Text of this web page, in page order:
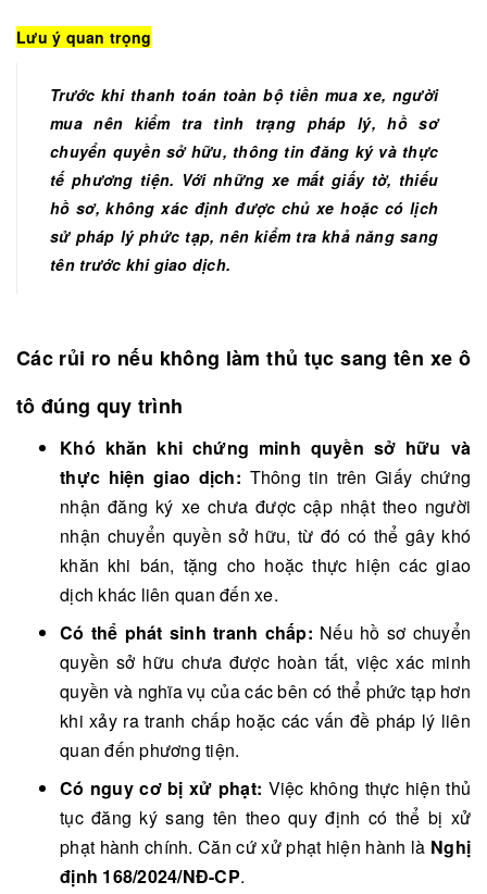
Lưu ý quan trọng
Trước khi thanh toán toàn bộ tiền mua xe, người
mua nên kiểm tra tình trạng pháp lý, hồ sơ
chuyển quyền sở hữu, thông tin đăng ký và thực
tế phương tiện. Với những xe mất giấy tờ, thiếu
hồ sơ, không xác định được chủ xe hoặc có lịch
sử pháp lý phức tạp, nên kiểm tra khả năng sang
tên trước khi giao dịch.
Các rủi ro nếu không làm thủ tụcsang tên xe ô
tô đúng quy trình
Khó khăn khi chứng minh quyền sở hữu và
thực hiện giao dịch: Thông tin trên Giấy chứng
nhận đăng ký xe chưa được cập nhật theo người
nhận chuyển quyền sở hữu, từ đó có thể gây khó
khăn khi bán, tặng cho hoặc thực hiện các giao
dịch khác liên quan đến xe.
Có thể phát sinh tranh chấp: Nếu hồ sơ chuyển
quyền sở hữu chưa được hoàn tất, việc xác minh
quyền và nghĩa vụ của các bên có thể phức tạp hơn
khi xảy ra tranh chấp hoặc các vấn đề pháp lý liên
quan đến phương tiện.
Có nguy cơ bị xử phạt: Việc không thực hiện thủ
tục đăng ký sang tên theo quy định có thể bị xử
phạt hành chính. Căn cứ xử phạt hiện hành là Nghị
định 168/2024/NĐ-CP.